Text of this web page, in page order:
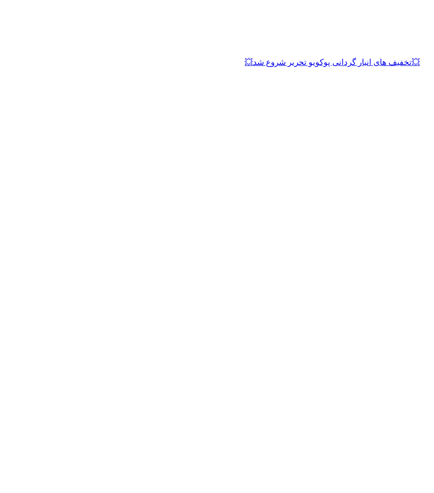
💥تخفیف های انبار گردانی پوکویو تحریر شروع شد💥